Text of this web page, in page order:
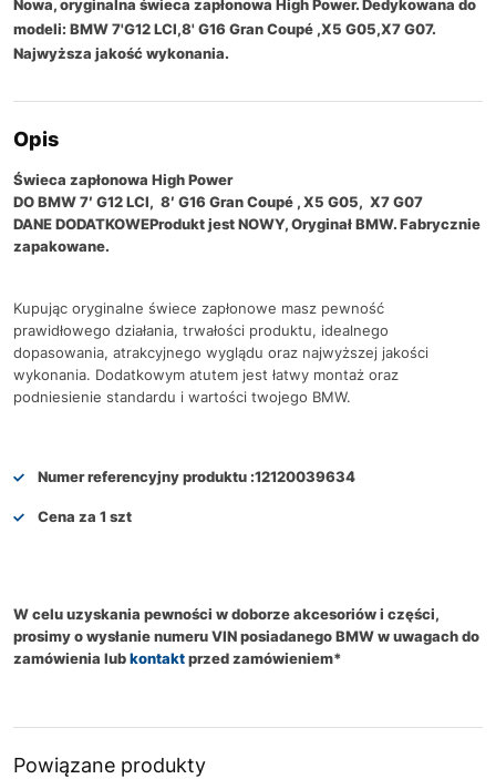
Nowa, oryginalna świeca zapłonowa High Power. Dedykowana do
modeli: BMW 7'G12 LCI,8' G16 Gran Coupé ,X5 G05,X7 G07.
Najwyższa jakość wykonania.
Opis
Świeca zapłonowa High Power
DO BMW 7′ G12 LCI, 8′ G16 Gran Coupé , X5 G05, X7 G07
DANE DODATKOWEProdukt jest NOWY, Oryginał BMW. Fabrycznie
zapakowane.
Kupując oryginalne świece zapłonowe masz pewność
prawidłowego działania, trwałości produktu, idealnego
dopasowania, atrakcyjnego wyglądu oraz najwyższej jakości
wykonania. Dodatkowym atutem jest łatwy montaż oraz
podniesienie standardu i wartości twojego BMW.
Numer referencyjny produktu :12120039634
Cena za 1 szt
W celu uzyskania pewności w doborze akcesoriów i części,
prosimy o wysłanie numeru VIN posiadanego BMW w uwagach do
zamówienia lubkontaktprzed zamówieniem*
Powiązane produkty